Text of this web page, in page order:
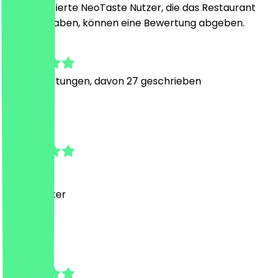
Nur registrierte NeoTaste Nutzer, die das Restaurant
besucht haben, können eine Bewertung abgeben.
Bewertungen, davon 27 geschrieben
Super lecker